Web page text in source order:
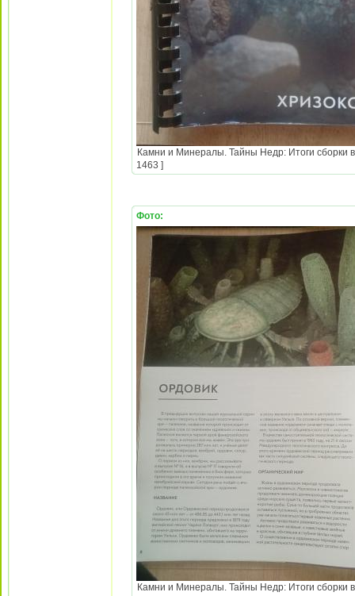
Камни и Минералы. Тайны Недр: Итоги сборки
1463 ]
Фото:
Камни и Минералы. Тайны Недр: Итоги сборки